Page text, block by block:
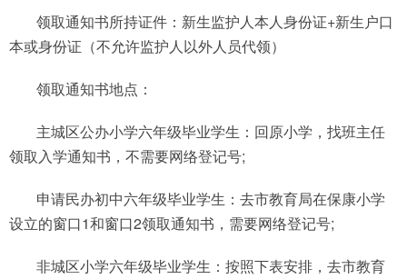
领取通知书所持证件：新生监护人本人身份证+新生户口
本或身份证（不允许监护人以外人员代领）
领取通知书地点：
主城区公办小学六年级毕业学生：回原小学，找班主任
领取入学通知书，不需要网络登记号;
申请民办初中六年级毕业学生：去市教育局在保康小学
设立的窗口1和窗口2领取通知书，需要网络登记号;
非城区小学六年级毕业学生：按照下表安排，去市教育